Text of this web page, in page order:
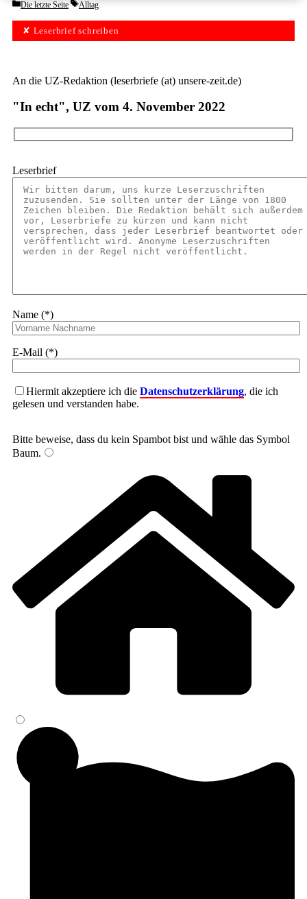
Categories
Die letzte Seite Tags
Alltag
✘ Leserbrief schreiben
An die UZ-Redaktion (leserbriefe (at) unsere-zeit.de)
"In echt", UZ vom 4. November 2022
Leserbrief
Name (*)
E-Mail (*)
Hiermit akzeptiere ich die Datenschutzerklärung, die ich
gelesen und verstanden habe.
Bitte beweise, dass du kein Spambot bist und wähle das Symbol
Baum.